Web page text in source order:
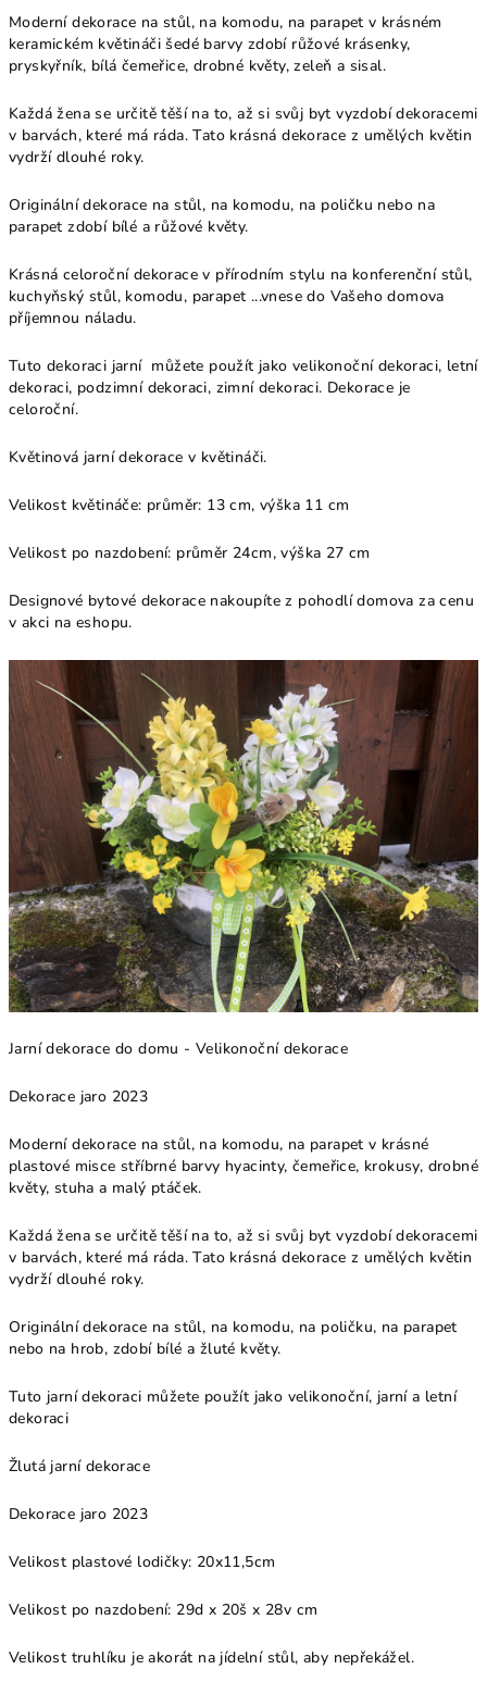
Moderní dekorace na stůl, na komodu, na parapet v krásném
keramickém květináči šedé barvy zdobí růžové krásenky,
pryskyřník, bílá čemeřice, drobné květy, zeleň a sisal.
Každá žena se určitě těší na to, až si svůj byt vyzdobí dekoracemi
v barvách, které má ráda. Tato krásná dekorace z umělých květin
vydrží dlouhé roky.
Originální dekorace na stůl, na komodu, na poličku nebo na
parapet zdobí bílé a růžové květy.
Krásná celoroční dekorace v přírodním stylu na konferenční stůl,
kuchyňský stůl, komodu, parapet ...vnese do Vašeho domova
příjemnou náladu.
Tuto dekoraci jarní můžete použít jako velikonoční dekoraci, letní
dekoraci, podzimní dekoraci, zimní dekoraci. Dekorace je
celoroční.
Květinová jarní dekorace v květináči.
Velikost květináče: průměr: 13 cm, výška 11 cm
Velikost po nazdobení: průměr 24cm, výška 27 cm
Designové bytové dekorace nakoupíte z pohodlí domova za cenu
v akci na eshopu.
Jarní dekorace do domu - Velikonoční dekorace
Dekorace jaro 2023
Moderní dekorace na stůl, na komodu, na parapet v krásné
plastové misce stříbrné barvy hyacinty, čemeřice, krokusy, drobné
květy, stuha a malý ptáček.
Každá žena se určitě těší na to, až si svůj byt vyzdobí dekoracemi
v barvách, které má ráda. Tato krásná dekorace z umělých květin
vydrží dlouhé roky.
Originální dekorace na stůl, na komodu, na poličku, na parapet
nebo na hrob, zdobí bílé a žluté květy.
Tuto jarní dekoraci můžete použít jako velikonoční, jarní a letní
dekoraci
Žlutá jarní dekorace
Dekorace jaro 2023
Velikost plastové lodičky: 20x11,5cm
Velikost po nazdobení: 29d x 20š x 28v cm
Velikost truhlíku je akorát na jídelní stůl, aby nepřekážel.